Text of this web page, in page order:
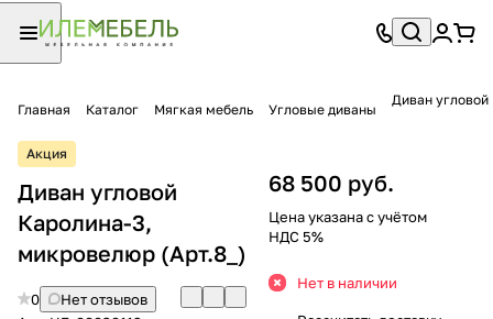
Главная Каталог Мягкая мебель Угловые диваны
Диван
Акция
Диван угловой
Каролина-3,
микровелюр (Арт.8_)
0
Нет отзывов
68 500 руб.
Цена указана с учётом
НДС 5%
Нет в наличии